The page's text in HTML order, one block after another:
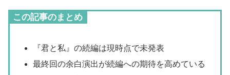
この記事のまとめ
『君と私』の続編は現時点で未発表
最終回の余白演出が続編への期待を高めている